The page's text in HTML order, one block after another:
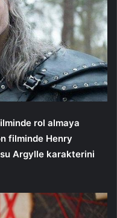
rol almaya
filminde Henry
Argylle karakterini